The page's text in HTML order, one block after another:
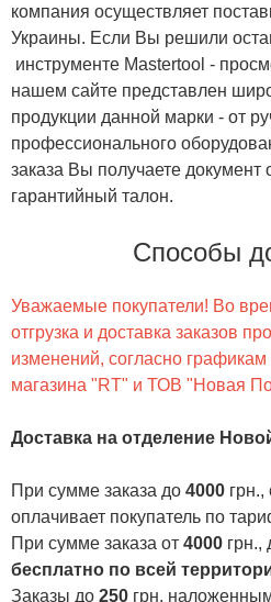
компания осуществляет
Украины. Если Вы решили
инструменте Mastertool -
нашем сайте представлен
продукции данной марки - от
профессионального
заказа Вы получаете
гарантийный талон.
Способы
Уважаемые покупатели! Во
отгрузка и доставка заказов
изменений, согласно
магазина "RT" и ТОВ "Новая
Доставка на отделение
При сумме заказа до 4000 грн.,
оплачивает покупатель по
При сумме заказа от 4000 грн.,
бесплатно по всей
Заказы до 250 грн.